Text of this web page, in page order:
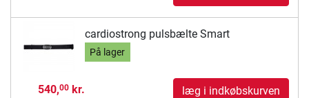
cardiostrong pulsbælte Smart
På lager
540,00kr. læg i indkøbskurven